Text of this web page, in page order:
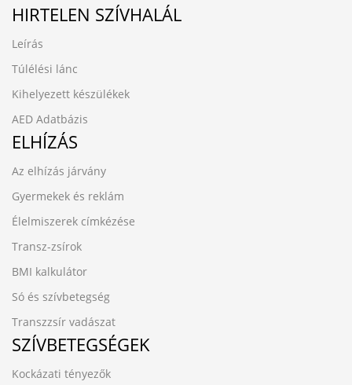
HIRTELEN SZÍVHALÁL
Leírás
Túlélési lánc
Kihelyezett készülékek
AED Adatbázis
ELHÍZÁS
Az elhízás járvány
Gyermekek és reklám
Élelmiszerek címkézése
Transz-zsírok
BMI kalkulátor
Só és szívbetegség
Transzzsír vadászat
SZÍVBETEGSÉGEK
Kockázati tényezők